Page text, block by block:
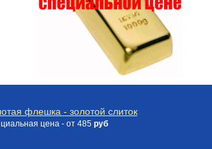
флешка - золотой слиток
цена - от 485 руб